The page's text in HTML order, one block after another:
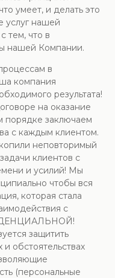
умеет, и делать это
услуг нашей
тем, что в
нашей Компании.
в
компания
результата!
на оказание
порядке заключаем
с каждым клиентом.
неповторимый
клиентов с
и усилий! Мы
чтобы вся
которая стала
с
защитить
обстоятельствах
(персональные